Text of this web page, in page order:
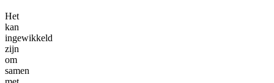
Het
kan
ingewikkeld
zijn
om
samen